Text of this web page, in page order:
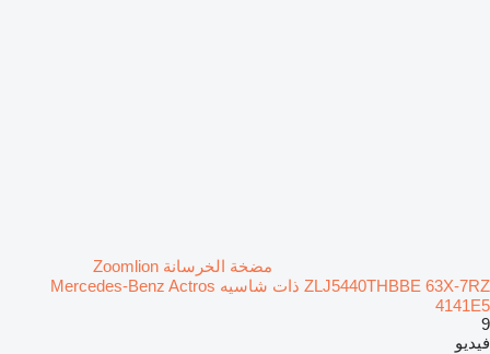
مضخة الخرسانة Zoomlion
ZLJ5440THBBE 63X-7RZ ذات شاسيه Mercedes-Benz Actros
4141E5
9
فيديو